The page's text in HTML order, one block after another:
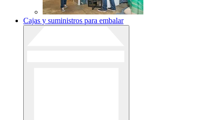
Cajas y suministros para embalar